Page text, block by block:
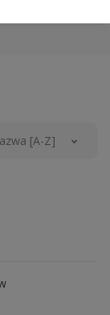
[A-Z]